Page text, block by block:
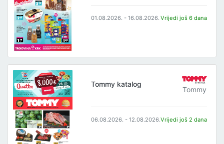
01.08.2026. - 16.08.2026. Vrijedi još 6 dana
Tommy katalog
Tommy
06.08.2026. - 12.08.2026.Vrijedi još 2 dana